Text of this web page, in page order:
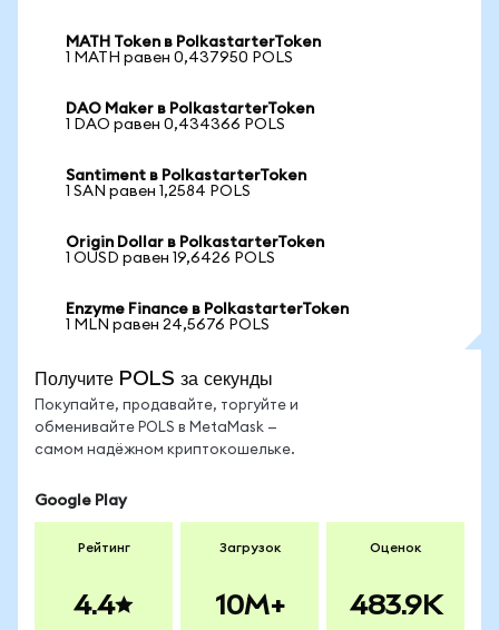
MATH Token в PolkastarterToken
1 MATH равен 0,437950 POLS
DAO Maker в PolkastarterToken
1 DAO равен 0,434366 POLS
Santiment в PolkastarterToken
1 SAN равен 1,2584 POLS
Origin Dollar в PolkastarterToken
1 OUSD равен 19,6426 POLS
Enzyme Finance в PolkastarterToken
1 MLN равен 24,5676 POLS
Получите POLS за секунды
Покупайте, продавайте, торгуйте и
обменивайте POLS в MetaMask —
самом надёжном криптокошельке.
Google Play
Рейтинг
4.4
Загрузок
10M+
Оценок
483.9K